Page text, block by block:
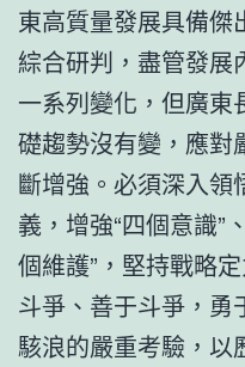
東高質量發展具備傑
綜合研判，盡管發展
一系列變化，但廣東
礎趨勢沒有變，應對
斷增強。必須深入領
義，增強“四個意識”
個維護”，堅持戰略
斗爭、善于斗爭，勇
駭浪的嚴重考驗，以